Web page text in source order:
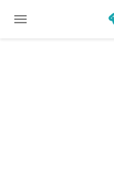
menu